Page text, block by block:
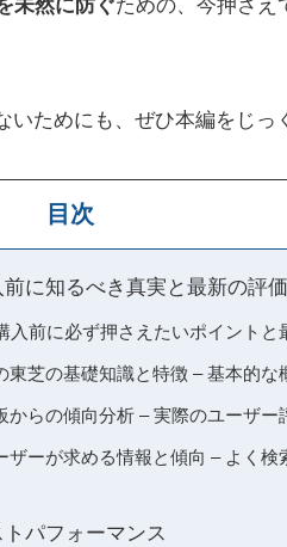
未然に防ぐための、今押さえ
ためにも、ぜひ本編をじっ
目次
に知るべき真実と最新の評価
前に必ず押さえたいポイントと
芝の基礎知識と特徴 – 基本的な
らの傾向分析 – 実際のユーザー
ーが求める情報と傾向 – よく検
パフォーマンス